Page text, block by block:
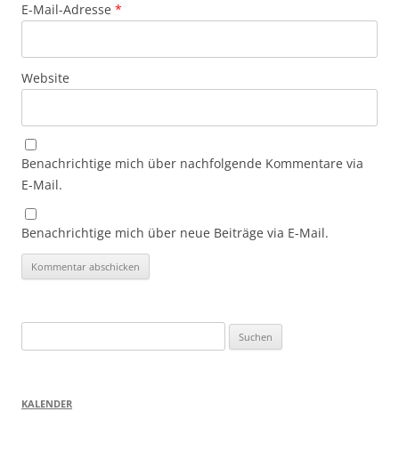
E-Mail-Adresse *
Website
Benachrichtige mich über nachfolgende Kommentare via
E-Mail.
Benachrichtige mich über neue Beiträge via E-Mail.
nach:
KALENDER